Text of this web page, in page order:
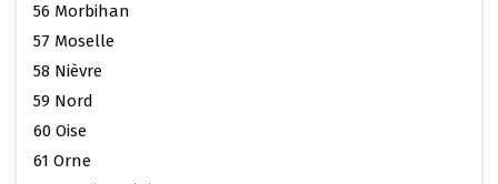
56 Morbihan
57 Moselle
58 Nièvre
59 Nord
60 Oise
61 Orne